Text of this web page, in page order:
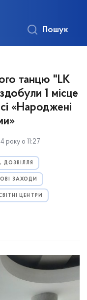
Пошук
танцю "LK
1 місце
«Народжені
року о 11:27
ДОЗВІЛЛЯ
ЗАХОДИ
ЦЕНТРИ